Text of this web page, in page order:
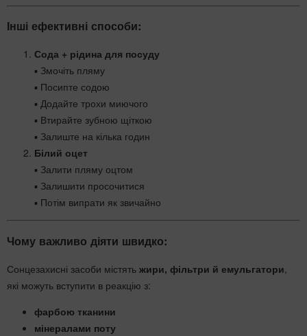
Інші ефективні способи:
Сода + рідина для посуду
▪ Змочіть пляму
▪ Посипте содою
▪ Додайте трохи миючого
▪ Втирайте зубною щіткою
▪ Залиште на кілька годин
Білий оцет
▪ Залити пляму оцтом
▪ Залишити просочитися
▪ Потім випрати як звичайно
Чому важливо діяти швидко:
Сонцезахисні засоби містять жири, фільтри й емульгатори,
які можуть вступити в реакцію з:
фарбою тканини
мінералами поту